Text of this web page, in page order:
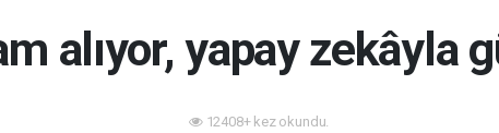
alıyor, yapay zekâyla
12408+ kez okundu.